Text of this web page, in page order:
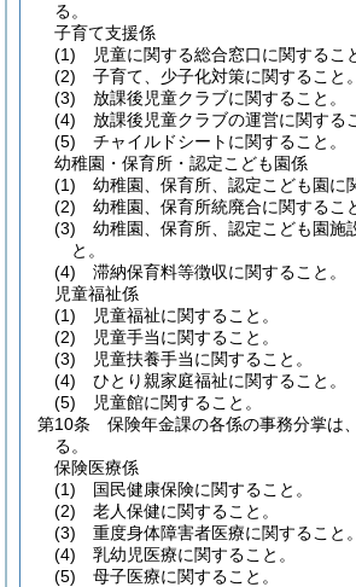
る。
子育て支援係
(1) 児童に関する総合窓口に関するこ
(2) 子育て、少子化対策に関すること。
(3) 放課後児童クラブに関すること。
(4) 放課後児童クラブの運営に関する
(5) チャイルドシートに関すること。
幼稚園・保育所・認定こども園係
(1) 幼稚園、保育所、認定こども園に
(2) 幼稚園、保育所統廃合に関するこ
(3) 幼稚園、保育所、認定こども園施
と。
(4) 滞納保育料等徴収に関すること。
児童福祉係
(1) 児童福祉に関すること。
(2) 児童手当に関すること。
(3) 児童扶養手当に関すること。
(4) ひとり親家庭福祉に関すること。
(5) 児童館に関すること。
第10条
保険年金課の各係の事務分掌は
る。
保険医療係
(1) 国民健康保険に関すること。
(2) 老人保健に関すること。
(3) 重度身体障害者医療に関すること。
(4) 乳幼児医療に関すること。
(5) 母子医療に関すること。